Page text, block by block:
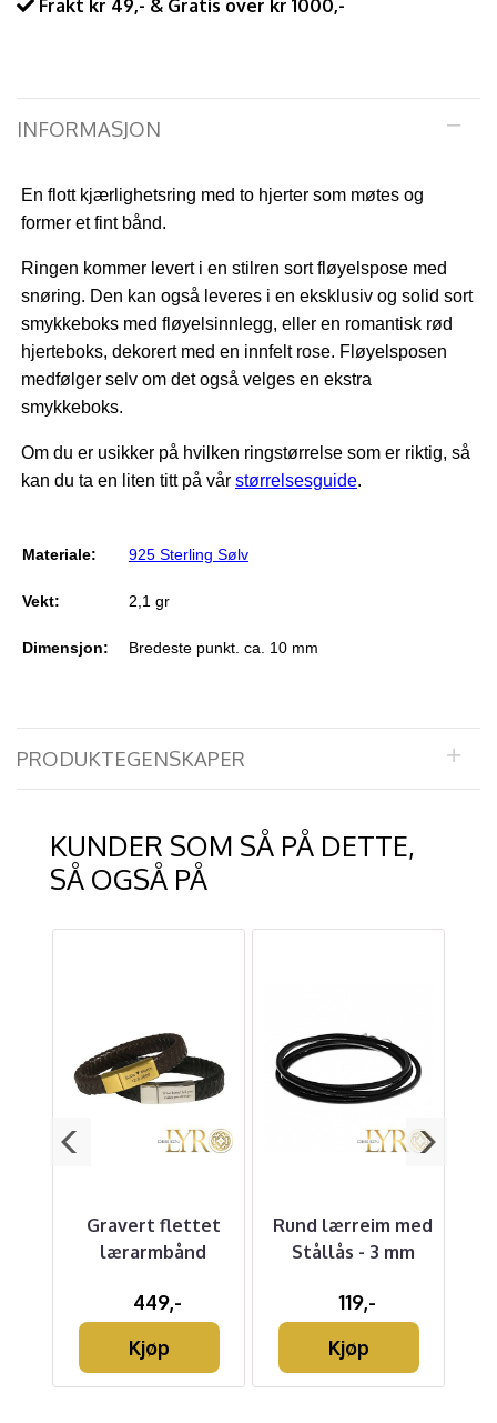
Frakt kr 49,- & Gratis over kr 1000,-
INFORMASJON
En flott kjærlighetsring med to hjerter som møtes og
former et fint bånd.
Ringen kommer levert i en stilren sort fløyelspose med
snøring. Den kan også leveres i en eksklusiv og solid sort
smykkeboks med fløyelsinnlegg, eller en romantisk rød
hjerteboks, dekorert med en innfelt rose. Fløyelsposen
medfølger selv om det også velges en ekstra
smykkeboks.
Om du er usikker på hvilken ringstørrelse som er riktig, så
kan du ta en liten titt på vår størrelsesguide.
Materiale: 925 Sterling Sølv
Vekt: 2,1 gr
Dimensjon: Bredeste punkt. ca. 10 mm
PRODUKTEGENSKAPER
KUNDER SOM SÅ PÅ DETTE,
SÅ OGSÅ PÅ
Gravert flettet
lærarmbånd
449,-
Kjøp
Rund lærreim med
Stållås - 3 mm
119,-
Kjøp